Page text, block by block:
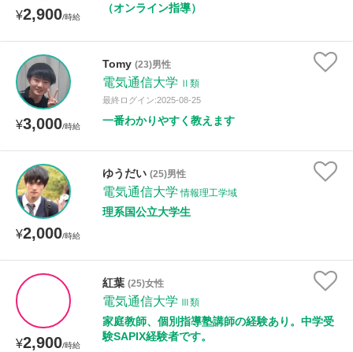
¥2,900/時給
（オンライン指導）
¥3,000/時給
Tomy (23)男性
電気通信大学 Ⅱ類
最終ログイン:2025-08-25
一番わかりやすく教えます
¥2,000/時給
ゆうだい (25)男性
電気通信大学 情報理工学域
理系国公立大学生
¥2,900/時給
紅葉 (25)女性
電気通信大学 Ⅲ類
家庭教師、個別指導塾講師の経験あり。中学受
験SAPIX経験者です。
年齢：18-101歳
性別